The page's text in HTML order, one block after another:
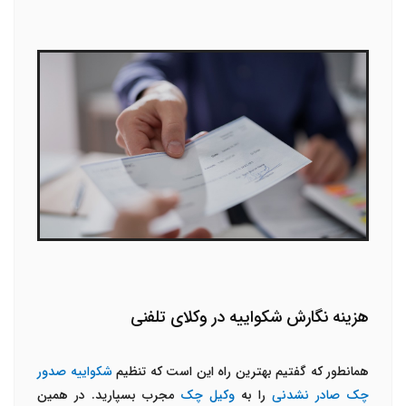
هزینه نگارش شکواییه در وکلای تلفنی
همانطور که گفتیم بهترین راه این است که تنظیمشکواییه صدور
چک صادر نشدنی را به وکیل چک مجرب بسپارید. در همین